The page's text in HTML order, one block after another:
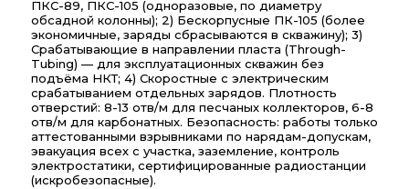
ПКС-89, ПКС-105 (одноразовые, по диаметру
обсадной колонны); 2) Бескорпусные ПК-105 (более
экономичные, заряды сбрасываются в скважину); 3)
Срабатывающие в направлении пласта (Through-
Tubing) — для эксплуатационных скважин без
подъёма НКТ; 4) Скоростные с электрическим
срабатыванием отдельных зарядов. Плотность
отверстий: 8-13 отв/м для песчаных коллекторов, 6-8
отв/м для карбонатных. Безопасность: работы только
аттестованными взрывниками по нарядам-допускам,
эвакуация всех с участка, заземление, контроль
электростатики, сертифицированные радиостанции
(искробезопасные).